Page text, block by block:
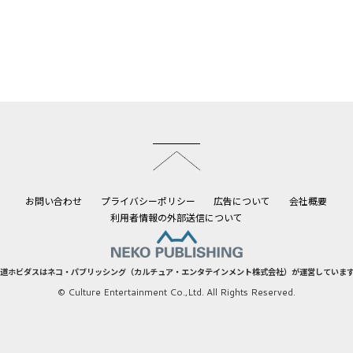
お問い合わせ プライバシーポリシー 広告について
会社概要
利用者情報の外部送信について
ホビダスはネコ・パブリッシング（カルチュア・エンタテインメント株式会社）が運営していま
© Culture Entertainment Co.,Ltd. All Rights Reserved.